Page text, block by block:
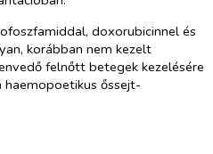
doxorubicinnel és
korábban nem kezelt
felnőtt betegek kezelésére
haemopoetikus őssejt-